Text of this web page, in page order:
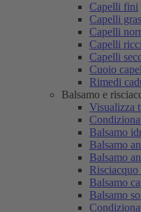
Capelli fini
Capelli
Capelli
Capelli ricci
Capelli
Cuoio
Rimedi
Balsamo e
Visualizza
Balsamo
Balsamo
Balsamo
Balsamo
Balsamo